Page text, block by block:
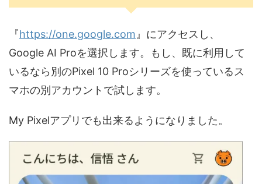
『https://one.google.com』にアクセスし、
Google AI Proを選択します。もし、既に利用して
いるなら別のPixel 10 Proシリーズを使っているス
マホの別アカウントで試します。
My Pixelアプリでも出来るようになりました。